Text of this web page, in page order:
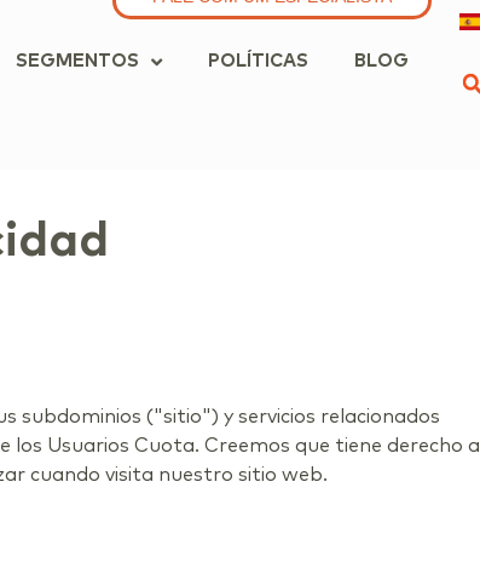
SEGMENTOS POLÍTICAS BLOG
subdominios ("sitio") y servicios relacionados
Usuarios Cuota. Creemos que tiene derecho a
cuando visita nuestro sitio web.